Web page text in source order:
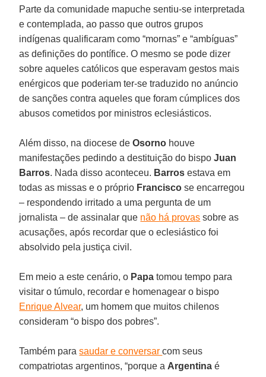
Parte da comunidade mapuche sentiu-se interpretada
e contemplada, ao passo que outros grupos
indígenas qualificaram como “mornas” e “ambíguas”
as definições do pontífice. O mesmo se pode dizer
sobre aqueles católicos que esperavam gestos mais
enérgicos que poderiam ter-se traduzido no anúncio
de sanções contra aqueles que foram cúmplices dos
abusos cometidos por ministros eclesiásticos.
Além disso, na diocese deOsorno houve
manifestações pedindo a destituição do bispoJuan
Barros. Nada disso aconteceu. Barros estava em
todas as missas e o próprio Francisco se encarregou
– respondendo irritado a uma pergunta de um
jornalista – de assinalar que não há provas sobre as
acusações, após recordar que o eclesiástico foi
absolvido pela justiça civil.
Em meio a este cenário, o Papa tomou tempo para
visitar o túmulo, recordar e homenagear o bispo
Enrique Alvear, um homem que muitos chilenos
consideram “o bispo dos pobres”.
Também parasaudar e conversarcom seus
compatriotas argentinos, “porque a Argentina é